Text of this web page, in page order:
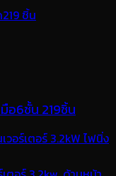
อ6ชั้น 219ชิ้น